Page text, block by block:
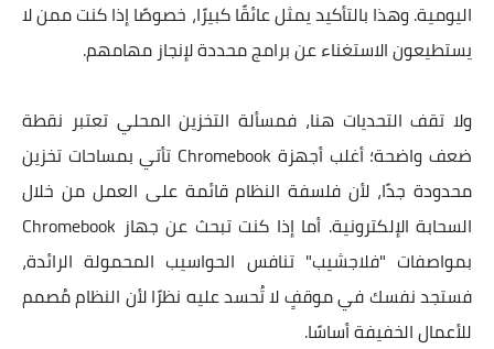
اليومية. وهذا بالتأكيد يمثل عائقًا كبيرًا، خصوصًا إذا كنت ممن لا
يستطيعون الاستغناء عن برامج محددة لإنجاز مهامهم.
ولا تقف التحديات هنا، فمسألة التخزين المحلي تعتبر نقطة
ضعف واضحة؛ أغلب أجهزة Chromebook تأتي بمساحات تخزين
محدودة جدًا، لأن فلسفة النظام قائمة على العمل من خلال
السحابة الإلكترونية. أما إذا كنت تبحث عن جهاز Chromebook
بمواصفات "فلاجشيب" تنافس الحواسيب المحمولة الرائدة،
فستجد نفسك في موقفٍ لا تُحسد عليه نظرًا لأن النظام مُصمم
للأعمال الخفيفة أساسًا.